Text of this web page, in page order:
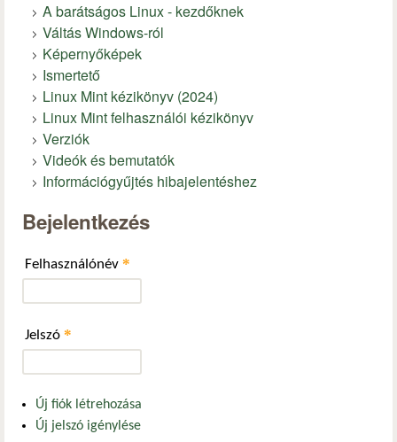
A barátságos Linux - kezdőknek
Váltás Windows-ról
Képernyőképek
Ismertető
Linux Mint kézikönyv (2024)
Linux Mint felhasználói kézikönyv
Verziók
Videók és bemutatók
Információgyűjtés hibajelentéshez
Bejelentkezés
Felhasználónév *
Jelszó *
Új fiók létrehozása
Új jelszó igénylése